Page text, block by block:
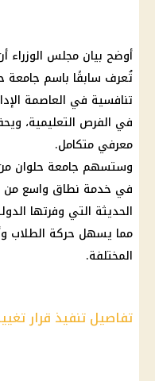
أوضح بيان مجلس الوزراء
تُعرف سابقًا باسم جامعة
تنافسية في العاصمة
في الفرص التعليمية،
معرفي متكامل.
وستسهم جامعة حلوان
في خدمة نطاق واسع من
الحديثة التي وفرتها
مما يسهل حركة الطلاب
المختلفة.
تفاصيل تنفيذ قرار